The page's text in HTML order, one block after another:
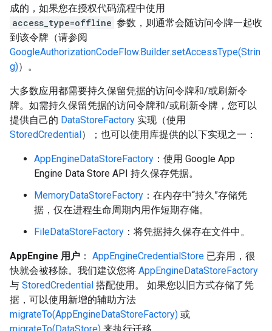
成的，如果您在授权代码流程中使用
access_type=offline 参数，则通常会随访问令牌一起收
到该令牌（请参阅
GoogleAuthorizationCodeFlow.Builder.setAccessType(Strin
g)）。
大多数应用都需要持久保留凭据的访问令牌和/或刷新令
牌。如需持久保留凭据的访问令牌和/或刷新令牌，您可以
提供自己的 DataStoreFactory 实现（使用
StoredCredential）；也可以使用库提供的以下实现之一：
AppEngineDataStoreFactory ：使用 Google App
Engine Data Store API 持久保存凭据。
MemoryDataStoreFactory ：在内存中“持久”存储凭
据，仅在进程生命周期内用作短期存储。
FileDataStoreFactory ：将凭据持久保存在文件中。
AppEngine 用户 ： AppEngineCredentialStore 已弃用，很
快就会被移除。我们建议您将 AppEngineDataStoreFactory
与 StoredCredential 搭配使用。 如果您以旧方式存储了凭
据，可以使用新增的辅助方法
migrateTo(AppEngineDataStoreFactory) 或